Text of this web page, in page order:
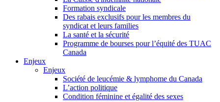
Formation syndicale
Des rabais exclusifs pour les membres du
syndicat et leurs families
La santé et la sécurité
Programme de bourses pour l’équité des TUAC
Canada
Enjeux
Enjeux
Société de leucémie & lymphome du Canada
L’action politique
Condition féminine et égalité des sexes